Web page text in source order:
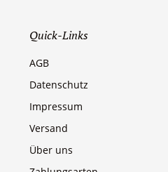
Quick-Links
AGB
Datenschutz
Impressum
Versand
Über uns